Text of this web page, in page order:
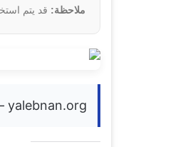
ملاحظة: قد يتم
yalebnan.org — بحث سري يفضح ميتا!